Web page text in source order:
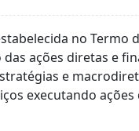
no Termo
ações diretas e
e
executando